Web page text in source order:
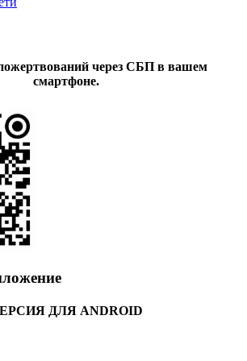
через СБП в вашем
смартфоне.
ДЛЯ ANDROID